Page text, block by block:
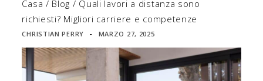
Casa / Blog / Quali lavori a distanza sono
richiesti? Migliori carriere e competenze
CHRISTIAN PERRY ▪ MARZO 27, 2025